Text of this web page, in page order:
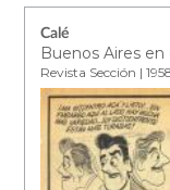
Calé
Buenos Aires
Revista Sección |